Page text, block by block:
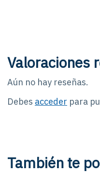
Valoraciones
Aún no hay reseñas.
Debes acceder para
También te